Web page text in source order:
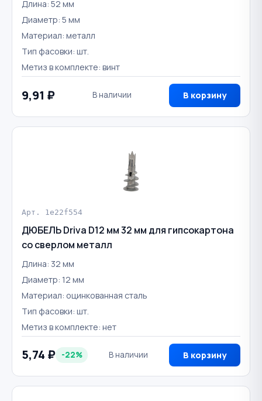
Длина: 52 мм
Диаметр: 5 мм
Материал: металл
Тип фасовки: шт.
Метиз в комплекте: винт
9,91 ₽ В наличии В корзину
Арт. 1e22f554
ДЮБЕЛЬ Driva D12 мм 32 мм для гипсокартона
со сверлом металл
Длина: 32 мм
Диаметр: 12 мм
Материал: оцинкованная сталь
Тип фасовки: шт.
Метиз в комплекте: нет
5,74 ₽ -22% В наличии В корзину